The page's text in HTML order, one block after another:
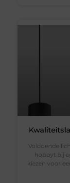
Voldoende
hobbyt bij
kiezen voor